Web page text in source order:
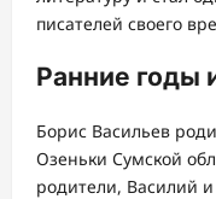
писателей своего
Ранние годы
Борис Васильев
Озеньки Сумской
родители, Василий